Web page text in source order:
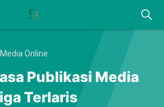
Online
Publikasi Media
Terlaris